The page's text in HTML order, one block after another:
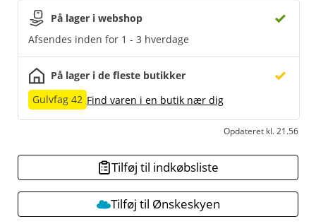
På lager i webshop
Afsendes inden for 1 - 3 hverdage
På lager i de fleste butikker
Gulvfag 42 Find varen i en butik nær dig
Opdateret kl. 21.56
Tilføj til indkøbsliste
Tilføj til Ønskeskyen